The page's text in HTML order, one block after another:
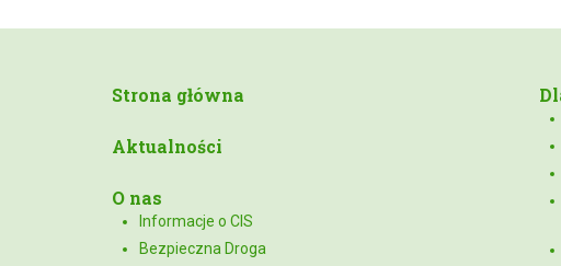
Strona główna
Aktualności
O nas
Informacje o CIS
Bezpieczna Droga